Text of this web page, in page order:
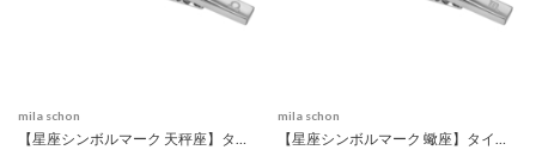
mila schon mila schon